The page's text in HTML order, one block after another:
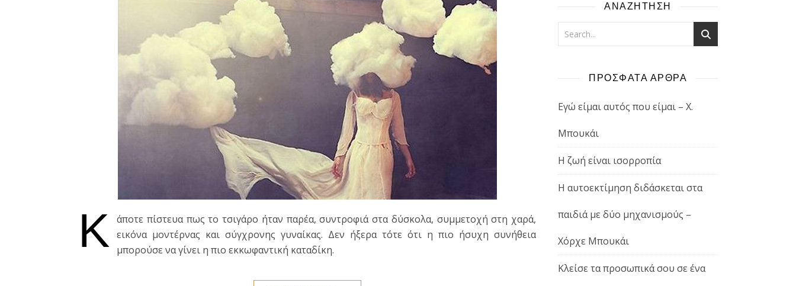
Κ άποτε πίστευα πως το τσιγάρο ήταν παρέα, συντροφιά στα δύσκολα, συμμετοχή στη χαρά,
εικόνα μοντέρνας και σύγχρονης γυναίκας. Δεν ήξερα τότε ότι η πιο ήσυχη συνήθεια
μπορούσε να γίνει η πιο εκκωφαντική καταδίκη.
ΑΝΑΖΗΤΗΣΗ
ΠΡΟΣΦΑΤΑ ΑΡΘΡΑ
Εγώ είμαι αυτός που είμαι – Χ.
Μπουκάι
Η ζωή είναι ισορροπία
Η αυτοεκτίμηση διδάσκεται στα
παιδιά με δύο μηχανισμούς –
Χόρχε Μπουκάι
Κλείσε τα προσωπικά σου σε ένα